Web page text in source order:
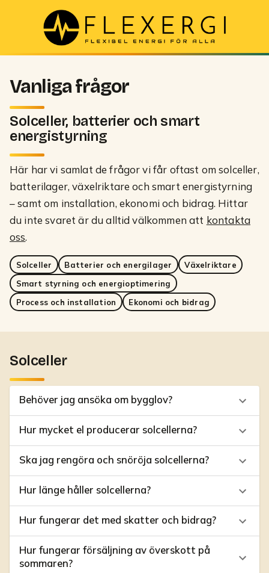
Vanliga frågor
Solceller, batterier och smart
energistyrning
Här har vi samlat de frågor vi får oftast om solceller,
batterilager, växelriktare och smart energistyrning
– samt om installation, ekonomi och bidrag. Hittar
du inte svaret är du alltid välkommen att kontakta
oss.
Solceller Batterier och energilager
Växelriktare
Smart styrning och energioptimering
Process och installation
Ekonomi och bidrag
Solceller
Behöver jag ansöka om bygglov?
Hur mycket el producerar solcellerna?
Ska jag rengöra och snöröja solcellerna?
Hur länge håller solcellerna?
Hur fungerar det med skatter och bidrag?
Hur fungerar försäljning av överskott på
sommaren?